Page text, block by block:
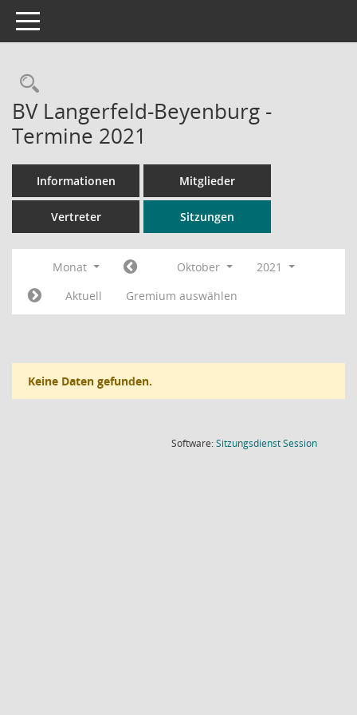
Toggle navigation
Rechercheauswahl
BV Langerfeld-Beyenburg -
Termine 2021
Informationen Mitglieder
Vertreter Sitzungen
Monat Oktober
2021
Aktuell
Gremium auswählen
Keine Daten gefunden.
Software:SitzungsdienstSession(Wird in